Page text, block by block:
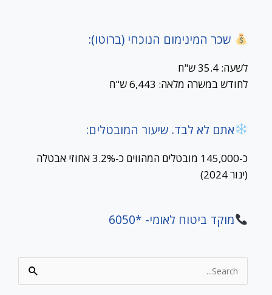
שכר המינימום הנוכחי (ברוטו):
לשעה: 35.4 ש"ח
לחודש במשרה מלאה: 6,443 ש"ח
אתם לא לבד. שיעור המובטלים:
כ-145,000 מובטלים המהווים כ-3.2% אחוזי אבטלה
(ינור 2024)
מוקד ביטוח לאומי- *6050
Search
for: